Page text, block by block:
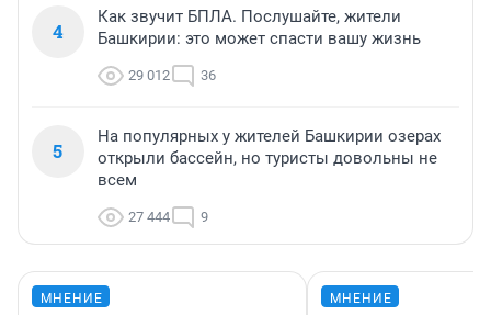
4
Как звучит БПЛА. Послушайте, жители
Башкирии: это может спасти вашу жизнь
29 012 36
5
На популярных у жителей Башкирии озерах
открыли бассейн, но туристы довольны не
всем
27 444 9
МНЕНИЕ МНЕНИЕ